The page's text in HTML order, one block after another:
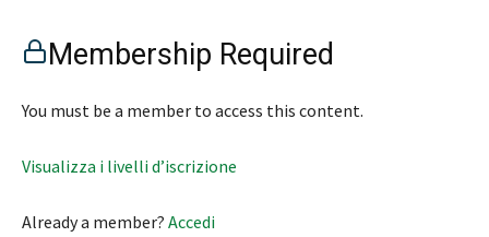
Membership Required
You must be a member to access this content.
Visualizza i livelli d’iscrizione
Already a member? Accedi